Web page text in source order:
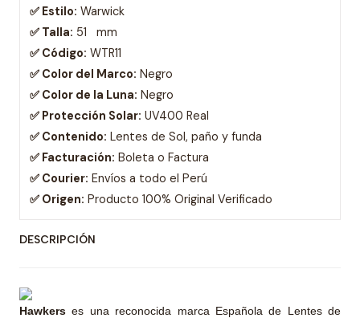
✅ Estilo: Warwick
✅ Talla: 51 mm
✅ Código: WTR11
✅ Color del Marco: Negro
✅ Color de la Luna: Negro
✅ Protección Solar: UV400 Real
✅ Contenido: Lentes de Sol, paño y funda
✅ Facturación: Boleta o Factura
✅ Courier: Envíos a todo el Perú
✅ Origen: Producto 100% Original Verificado
DESCRIPCIÓN
Hawkerses una reconocida marca Española de Lentes de